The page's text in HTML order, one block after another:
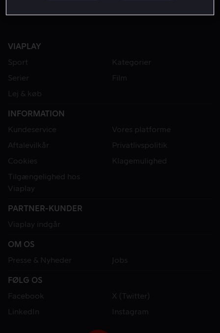
VIAPLAY
Sport
Kategorier
Serier
Film
Lej & køb
INFORMATION
Kundeservice
Vores platforme
Aftalevilkår
Privatlivspolitik
Cookies
Klagemulighed
Tilgængelighed hos
Viaplay
PARTNER-KUNDER
Viaplay indgår
OM OS
Presse & Nyheder
Jobs
FØLG OS
Facebook
X (Twitter)
LinkedIn
Instagram